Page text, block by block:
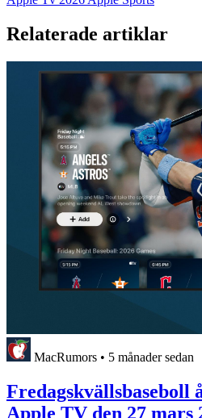
Relaterade artiklar
MacRumors • 5 månader sedan
Fredagskvällsbaseboll
Apple TV den 27 mars